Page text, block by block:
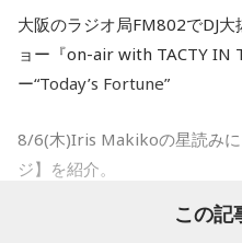
れやかになるようなメロディ
によって、トゥルスは見事な
り、心をホッと包み込みなが
【DJ中島ヒロト】
赤と白の国旗や華やかな装飾
が楽しみにしている伝統的な
Mustangでも、インドネシア
と独立記念日の精神を称える
だけをオンエアしてこのお祝
さそり座のアナタ：NOと言
う。
やぎ座のアナタ：使わないア
大阪のラジオ局FM802でDJ
ョー『on-air with TACTY IN
ー“Today’s Fortune”
8/6(木)Iris Makikoの星読み
ジ】を紹介。
- * - * - * - * - * - * - * - * - *
この記